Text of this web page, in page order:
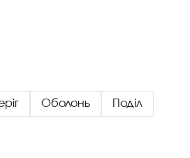
Оболонь Поділ